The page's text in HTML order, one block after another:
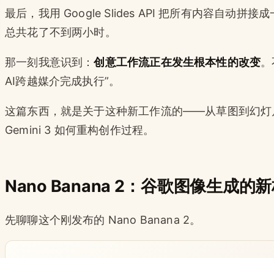
最后，我用 Google Slides API 把所有内容自动拼接
总共花了不到两小时。
那一刻我意识到：创意工作流正在发生根本性的改变
AI跨越媒介完成执行”。
这篇东西，就是关于这种新工作流的——从草图到幻
Gemini 3 如何重构创作过程。
Nano Banana 2：谷歌图像生成的
先聊聊这个刚发布的 Nano Banana 2。